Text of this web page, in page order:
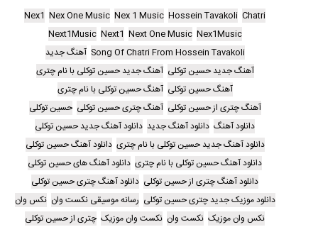
Chatri
Hossein Tavakoli
Nex 1 Music
Nex One Music
Nex1
Nex1Music
Next One Music
Next1
Next1Music
Song Of Chatri From Hossein Tavakoli آهنگ جدید
آهنگ جدید حسین توکلی آهنگ جدید حسین توکلی با نام چتری
آهنگ حسین توکلی آهنگ حسین توکلی با نام چتری
آهنگ چتری از حسین توکلی آهنگ چتری حسین توکلی حسین توکلی
دانلود آهنگ دانلود آهنگ جدید دانلود آهنگ جدید حسین توکلی
دانلود آهنگ جدید حسین توکلی با نام چتری دانلود آهنگ حسین توکلی
دانلود آهنگ حسین توکلی با نام چتری دانلود آهنگ های حسین توکلی
دانلود آهنگ چتری از حسین توکلی دانلود آهنگ چتری حسین توکلی
دانلود موزیک جدید چتری حسین توکلی رسانه موسیقی نکست وان نکس وان
نکس وان موزیک نکست وان نکست وان موزیک چتری از حسین توکلی